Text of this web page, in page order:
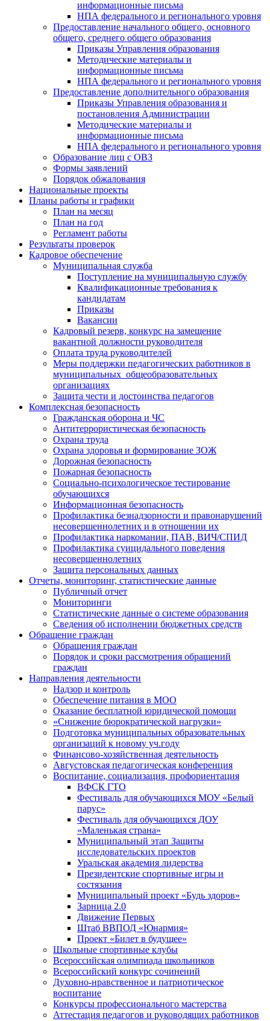
информационные письма
НПА федерального и регионального уровня
Предоставление начального общего, основного
общего, среднего общего образования
Приказы Управления образования
Методические материалы и
информационные письма
НПА федерального и регионального уровня
Предоставление дополнительного образования
Приказы Управления образования и
постановления Администрации
Методические материалы и
информационные письма
НПА федерального и регионального уровня
Образование лиц с ОВЗ
Формы заявлений
Порядок обжалования
Национальные проекты
Планы работы и графики
План на месяц
План на год
Регламент работы
Результаты проверок
Кадровое обеспечение
Муниципальная служба
Поступление на муниципальную службу
Квалификационные требования к
кандидатам
Приказы
Вакансии
Кадровый резерв, конкурс на замещение
вакантной должности руководителя
Оплата труда руководителей
Меры поддержки педагогических работников в
муниципальных общеобразовательных
организациях
Защита чести и достоинства педагогов
Комплексная безопасность
Гражданская оборона и ЧС
Антитеррористическая безопасность
Охрана труда
Охрана здоровья и формирование ЗОЖ
Дорожная безопасность
Пожарная безопасность
Социально-психологическое тестирование
обучающихся
Информационная безопасность
Профилактика безнадзорности и правонарушений
несовершеннолетних и в отношении их
Профилактика наркомании, ПАВ, ВИЧ/СПИД
Профилактика суицидального поведения
несовершеннолетних
Защита персональных данных
Отчеты, мониторинг, статистические данные
Публичный отчет
Мониторинги
Статистические данные о системе образования
Сведения об исполнении бюджетных средств
Обращение граждан
Обращения граждан
Порядок и сроки рассмотрения обращений
граждан
Направления деятельности
Надзор и контроль
Обеспечение питания в МОО
Оказание бесплатной юридической помощи
«Снижение бюрократической нагрузки»
Подготовка муниципальных образовательных
организаций к новому уч.году
Финансово-хозяйственная деятельность
Августовская педагогическая конференция
Воспитание, социализация, профориентация
ВФСК ГТО
Фестиваль для обучающихся МОУ «Белый
парус»
Фестиваль для обучающихся ДОУ
«Маленькая страна»
Муниципальный этап Защиты
исследовательских проектов
Уральская академия лидерства
Президентские спортивные игры и
состязания
Муниципальный проект «Будь здоров»
Зарница 2.0
Движение Первых
Штаб ВВПОД «Юнармия»
Проект «Билет в будущее»
Школьные спортивные клубы
Всероссийская олимпиада школьников
Всероссийский конкурс сочинений
Духовно-нравственное и патриотическое
воспитание
Конкурсы профессионального мастерства
Аттестация педагогов и руководящих работников